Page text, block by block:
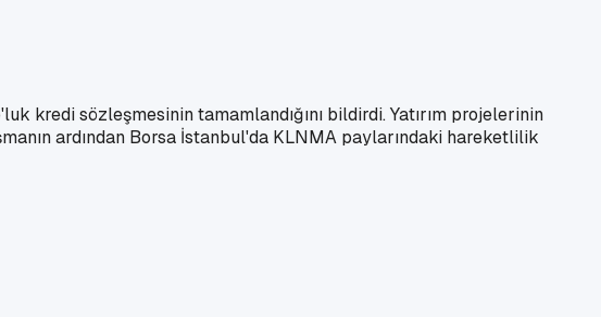
kredi sözleşmesinin tamamlandığını bildirdi. Yatırım projelerinin
ardından Borsa İstanbul'da KLNMA paylarındaki hareketlilik